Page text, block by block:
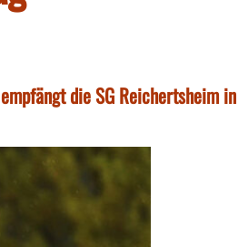
die SG Reichertsheim in